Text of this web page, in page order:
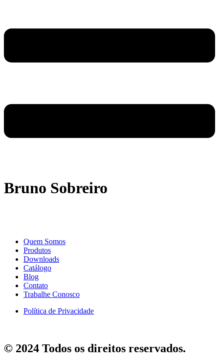
Bruno Sobreiro
Quem Somos
Produtos
Downloads
Catálogo
Blog
Contato
Trabalhe Conosco
Política de Privacidade
© 2024 Todos os direitos reservados.